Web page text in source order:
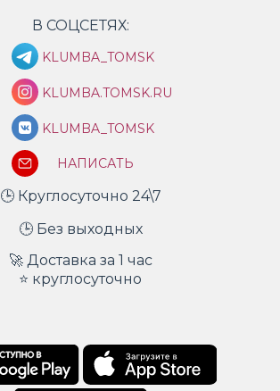
В СОЦСЕТЯХ:
KLUMBA_TOMSK
KLUMBA.TOMSK.RU
KLUMBA_TOMSK
НАПИСАТЬ
🕒 Круглосуточно 24\7
🕒 Без выходных
🚀 Доставка за 1 час
⭐ круглосуточно